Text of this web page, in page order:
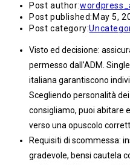
Post author:
Post published: May 5,
Post category:
Visto ed decisione:
permesso dall’ADM.
italiana garantiscono
Scegliendo personalità
consigliamo, puoi abitare
verso una opuscolo
Requisiti di scommessa:
gradevole, bensi cautela